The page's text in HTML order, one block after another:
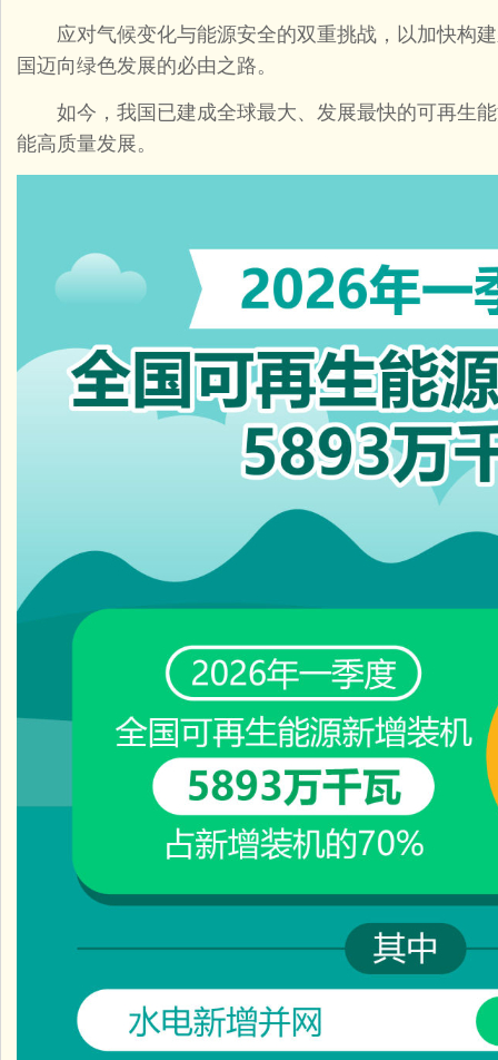
应对气候变化与能源安全的双重挑战，以加快构建
国迈向绿色发展的必由之路。
如今，我国已建成全球最大、发展最快的可再生能
能高质量发展。